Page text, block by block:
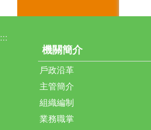
:::
機關簡介
戶政沿革
主管簡介
組織編制
業務職掌